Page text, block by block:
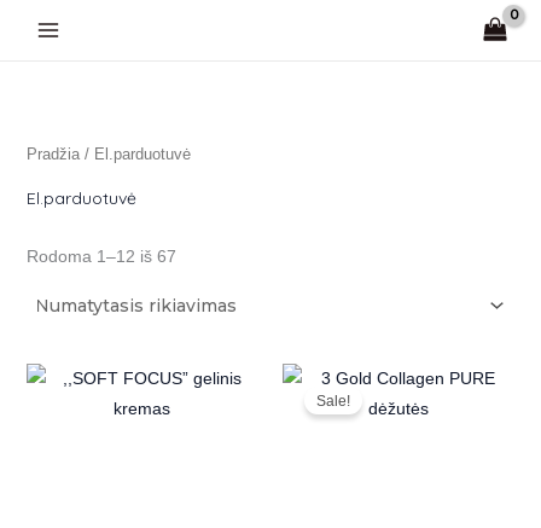
Pradžia/ El.parduotuvė
El.parduotuvė
Rodoma 1–12 iš 67
Sale!
Original
price
was:
Current